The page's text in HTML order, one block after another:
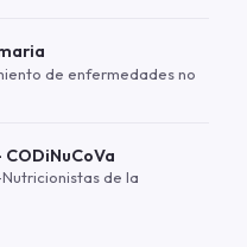
de enfermedades no
de la